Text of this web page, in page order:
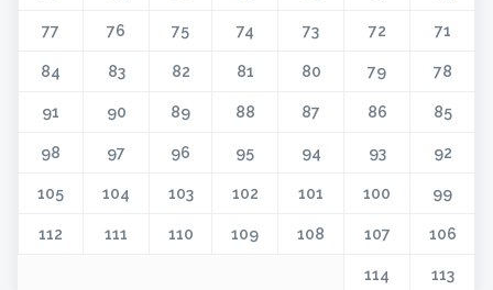
71
72
73
74
75
76
77
78
79
80
81
82
83
84
85
86
87
88
89
90
91
92
93
94
95
96
97
98
99
100
101
102
103
104
105
106
107
108
109
110
111
112
113
114